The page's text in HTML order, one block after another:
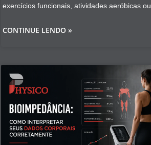
exercícios funcionais, atividades aeróbicas ou
CONTINUE LENDO »